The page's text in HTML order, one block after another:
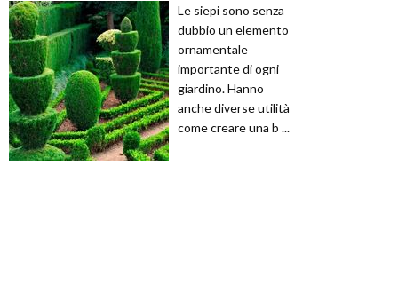
Le siepi sono senza
dubbio un elemento
ornamentale
importante di ogni
giardino. Hanno
anche diverse utilità
come creare una b ...